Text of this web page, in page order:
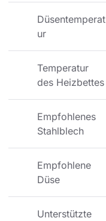
Düsentemperat
ur
Temperatur
des Heizbettes
Empfohlenes
Stahlblech
Empfohlene
Düse
Unterstützte